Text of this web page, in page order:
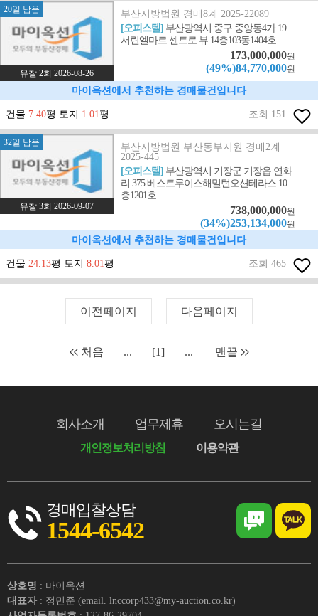
20일 남음
유찰 2회 2026-08-26
부산지방법원 경매8계 2025-22089
[오피스텔] 부산광역시 중구 중앙동4가 19
서린엘마르 센트로 뷰 14층103동1404호
173,000,000원
(49%)84,770,000원
마이옥션에서 추천하는 경매물건입니다
건물 7.40평 토지 1.01평 조회 151
32일 남음
유찰 3회 2026-09-07
부산지방법원 부산동부지원 경매2계
2025-445
[오피스텔] 부산광역시 기장군 기장읍 연화
리 375 베스트루이스해밀턴오션테라스 10
층1201호
738,000,000원
(34%)253,134,000원
마이옥션에서 추천하는 경매물건입니다
건물 24.13평 토지 8.01평 조회 465
이전페이지 다음페이지
처음 ... [1] ... 맨끝
회사소개 업무제휴 오시는길
개인정보처리방침 이용약관
경매입찰상담
1544-6542
상호명 : 마이옥션
대표자 : 정민준 (email. lnccorp433@my-auction.co.kr)